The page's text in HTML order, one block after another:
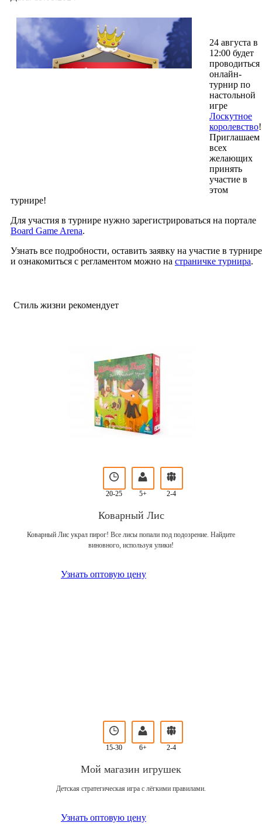
24 августа в
12:00 будет
проводиться
онлайн-
турнир по
настольной
игре
Лоскутное
королевство!
Приглашаем
всех
желающих
принять
участие в
этом
турнире!
Для участия в турнире нужно зарегистрироваться на портале
Board Game Arena.
Узнать все подробности, оставить заявку на участие в турнире
и ознакомиться с регламентом можно на страничке турнира.
Стиль жизни рекомендует
20-25 5+ 2-4
Коварный Лис
Коварный Лис украл пирог! Все лисы попали под подозрение. Найдите
виновного, используя улики!
Узнать оптовую цену
15-30 6+ 2-4
Мой магазин игрушек
Детская стратегическая игра с лёгкими правилами.
Узнать оптовую цену